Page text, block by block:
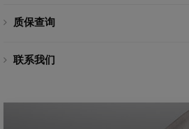
质保查询
联系我们